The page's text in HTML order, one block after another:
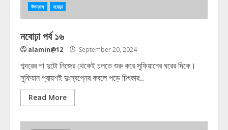
উপন্যাস নবোঢ়া
নবোঢ়া পর্ব ১৬
alamin@12 September 20, 2024
শব্দরের পা দুটো নিজের থেকেই চলতে শুরু করে সুফিয়ানের ঘরের দিকে।
সুফিয়ান প্রায়শই দুঃস্বপ্নের কবলে পড়ে চিৎকার...
Read More